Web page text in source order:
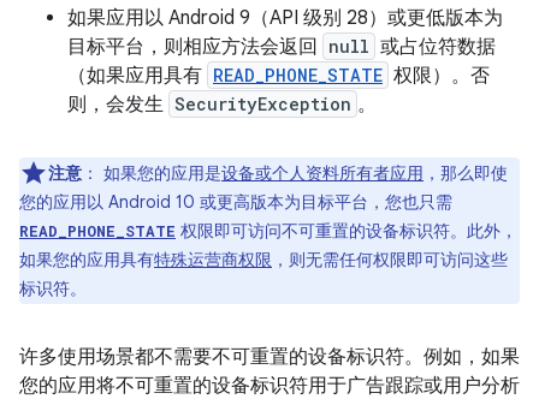
如果应用以 Android 9（API 级别 28）或更低版本为
目标平台，则相应方法会返回
null 或占位符数据
（如果应用具有 READ_PHONE_STATE 权限）。否
则，会发生 SecurityException 。
注意 ： 如果您的应用是设备或个人资料所有者应用 ，那么即使
您的应用以 Android 10 或更高版本为目标平台，您也只需
READ_PHONE_STATE 权限即可访问不可重置的设备标识符。此外，
如果您的应用具有特殊运营商权限 ，则无需任何权限即可访问这些
标识符。
许多使用场景都不需要不可重置的设备标识符。例如，如果
您的应用将不可重置的设备标识符用于广告跟踪或用户分析